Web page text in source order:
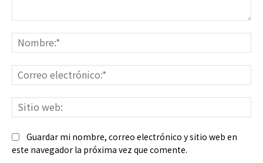
Guardar mi nombre, correo electrónico y sitio web en
este navegador la próxima vez que comente.